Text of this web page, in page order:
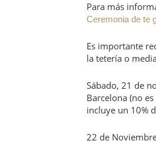
Para más
Ceremonia de te
Es importante
la tetería o
Sábado, 21 de
Barcelona (no
incluye un 10%
22 de